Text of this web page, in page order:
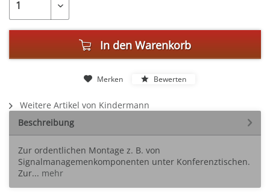
In den Warenkorb
Merken Bewerten
Weitere Artikel von Kindermann
Beschreibung
Zur ordentlichen Montage z. B. von
Signalmanagemenkomponenten unter Konferenztischen.
Zur... mehr